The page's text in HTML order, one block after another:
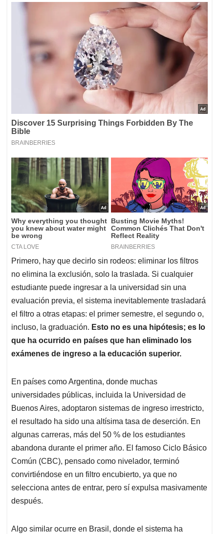
Primero, hay que decirlo sin rodeos: eliminar los filtros
no elimina la exclusión, solo la traslada. Si cualquier
estudiante puede ingresar a la universidad sin una
evaluación previa, el sistema inevitablemente trasladará
el filtro a otras etapas: el primer semestre, el segundo o,
incluso, la graduación. Esto no es una hipótesis; es lo
que ha ocurrido en países que han eliminado los
exámenes de ingreso a la educación superior.
En países como Argentina, donde muchas
universidades públicas, incluida la Universidad de
Buenos Aires, adoptaron sistemas de ingreso irrestricto,
el resultado ha sido una altísima tasa de deserción. En
algunas carreras, más del 50 % de los estudiantes
abandona durante el primer año. El famoso Ciclo Básico
Común (CBC), pensado como nivelador, terminó
convirtiéndose en un filtro encubierto, ya que no
selecciona antes de entrar, pero sí expulsa masivamente
después.
Algo similar ocurre en Brasil, donde el sistema ha